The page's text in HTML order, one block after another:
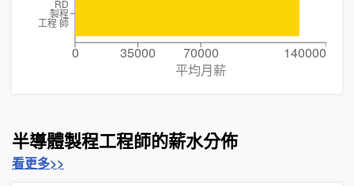
0 35000 70000
140000
平均月薪
RD
製程
工程 師
半導體製程工程師的薪水分佈
看更多>>